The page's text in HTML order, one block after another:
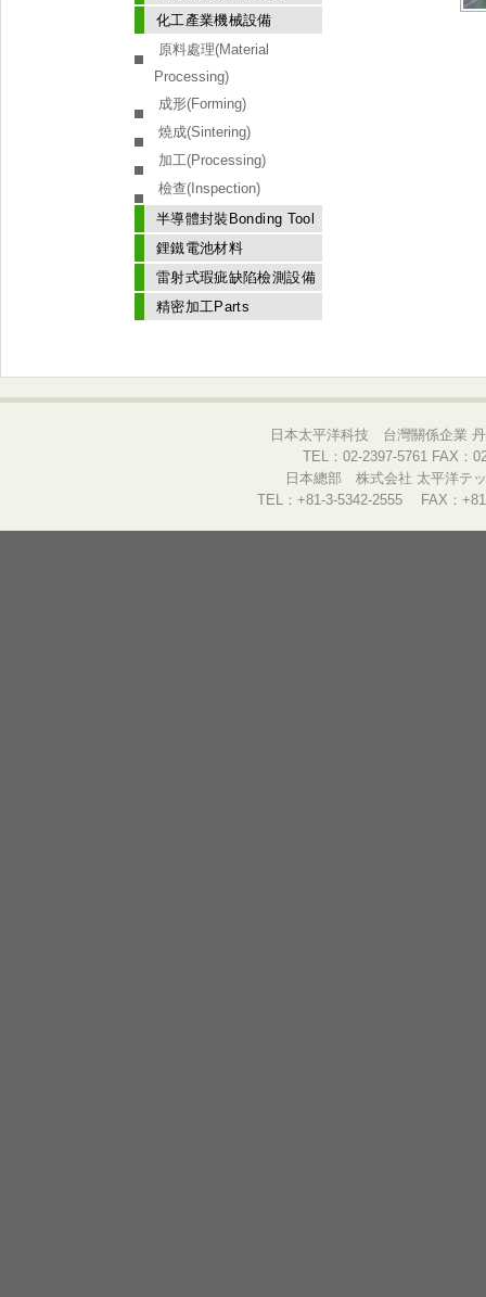
化工產業機械設備
原料處理(Material
Processing)
成形(Forming)
燒成(Sintering)
加工(Processing)
檢查(Inspection)
半導體封裝Bonding Tool
鋰鐵電池材料
雷射式瑕疵缺陷檢測設備
精密加工Parts
日本太平洋科技 台灣關係企業
TEL：02-2397-5761 FAX：
日本總部 株式会社 太平洋テ
TEL：+81-3-5342-2555 FAX：